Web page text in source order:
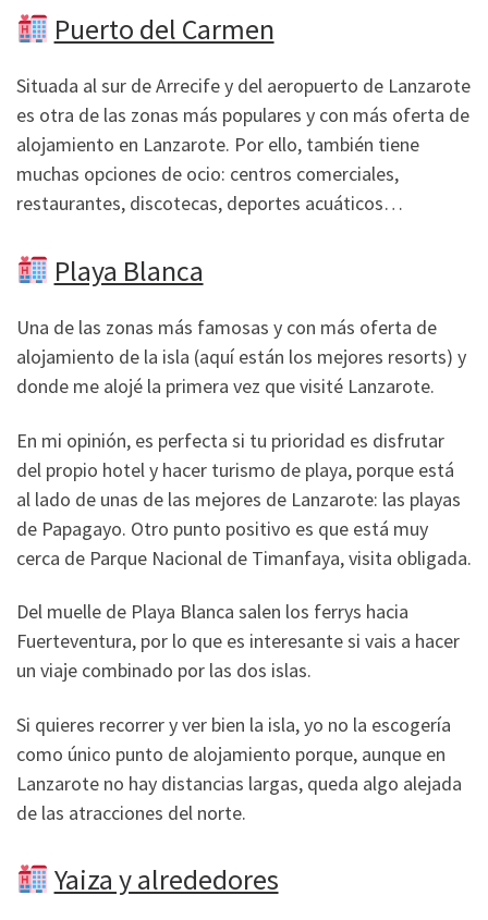
Puerto del Carmen
Situada al sur de Arrecife y del aeropuerto de Lanzarote
es otra de las zonas más populares y con más oferta de
alojamiento en Lanzarote. Por ello, también tiene
muchas opciones de ocio: centros comerciales,
restaurantes, discotecas, deportes acuáticos…
Playa Blanca
Una de las zonas más famosas y con más oferta de
alojamiento de la isla (aquí están los mejores resorts) y
donde me alojé la primera vez que visité Lanzarote.
En mi opinión, es perfecta si tu prioridad es disfrutar
del propio hotel y hacer turismo de playa, porque está
al lado de unas de las mejores de Lanzarote: las playas
de Papagayo. Otro punto positivo es que está muy
cerca de Parque Nacional de Timanfaya, visita obligada.
Del muelle de Playa Blanca salen los ferrys hacia
Fuerteventura, por lo que es interesante si vais a hacer
un viaje combinado por las dos islas.
Si quieres recorrer y ver bien la isla, yo no la escogería
como único punto de alojamiento porque, aunque en
Lanzarote no hay distancias largas, queda algo alejada
de las atracciones del norte.
Yaiza y alrededores